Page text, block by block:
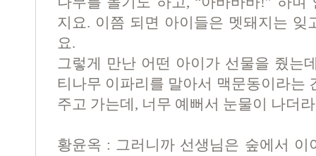
지요. 이쯤 되면 아이들은 멧돼지는 잊
요.
그렇게 만난 어떤 아이가 선물을 줬는
티나무 이파리를 말아서 맥문동이라는
주고 가는데, 너무 예뻐서 눈물이 나더
황윤옥 : 그러니까 선생님은 숲에서 이